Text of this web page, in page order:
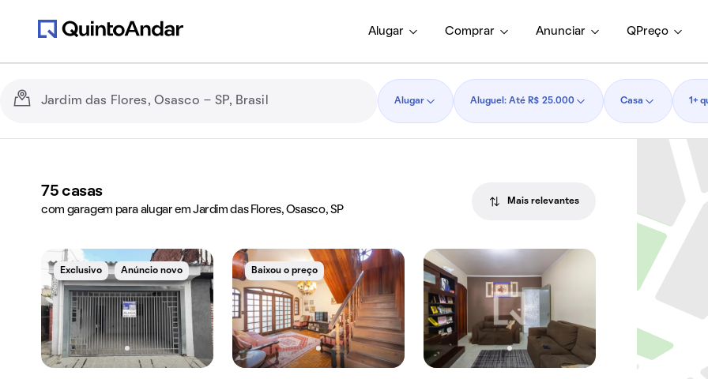
Alugar Comprar Anunciar QPreço
Alugar Aluguel: Até R$ 25.000 Casa 1+
75 casas
com garagem para alugar em Jardim das Flores, Osasco, SP
Mais relevantes
Exclusivo Anúncio novo Baixou o preço